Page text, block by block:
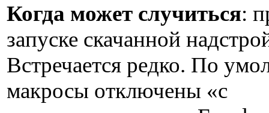
Когда может случиться:
запуске скачанной
Встречается редко. По
макросы отключены «с